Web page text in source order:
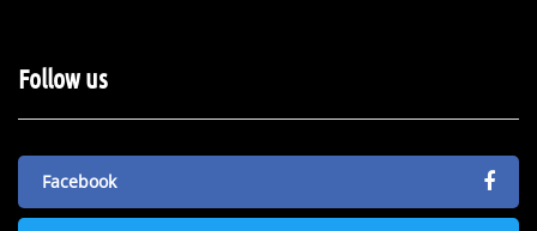
Follow us
Facebook